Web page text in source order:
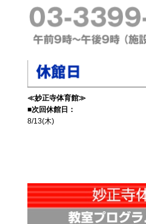
≪妙正寺体育館≫
■次回休館日：
8/13(木)